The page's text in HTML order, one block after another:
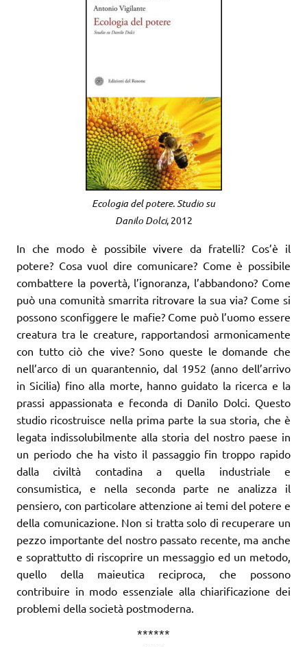
Ecologia del potere. Studio su
Danilo Dolci, 2012
In che modo è possibile vivere da fratelli? Cos’è il
potere? Cosa vuol dire comunicare? Come è possibile
combattere la povertà, l’ignoranza, l’abbandono? Come
può una comunità smarrita ritrovare la sua via? Come si
possono sconfiggere le mafie? Come può l’uomo essere
creatura tra le creature, rapportandosi armonicamente
con tutto ciò che vive? Sono queste le domande che
nell’arco di un quarantennio, dal 1952 (anno dell’arrivo
in Sicilia) fino alla morte, hanno guidato la ricerca e la
prassi appassionata e feconda di Danilo Dolci. Questo
studio ricostruisce nella prima parte la sua storia, che è
legata indissolubilmente alla storia del nostro paese in
un periodo che ha visto il passaggio fin troppo rapido
dalla civiltà contadina a quella industriale e
consumistica, e nella seconda parte ne analizza il
pensiero, con particolare attenzione ai temi del potere e
della comunicazione. Non si tratta solo di recuperare un
pezzo importante del nostro passato recente, ma anche
e soprattutto di riscoprire un messaggio ed un metodo,
quello della maieutica reciproca, che possono
contribuire in modo essenziale alla chiarificazione dei
problemi della società postmoderna.
******